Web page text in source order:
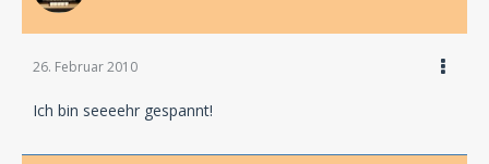
26. Februar 2010
Ich bin seeeehr gespannt!